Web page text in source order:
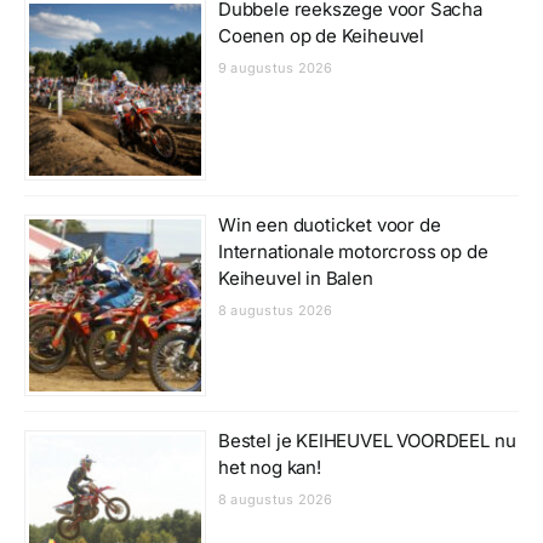
Dubbele reekszege voor Sacha
Coenen op de Keiheuvel
9 augustus 2026
Win een duoticket voor de
Internationale motorcross op de
Keiheuvel in Balen
8 augustus 2026
Bestel je KEIHEUVEL VOORDEEL nu
het nog kan!
8 augustus 2026